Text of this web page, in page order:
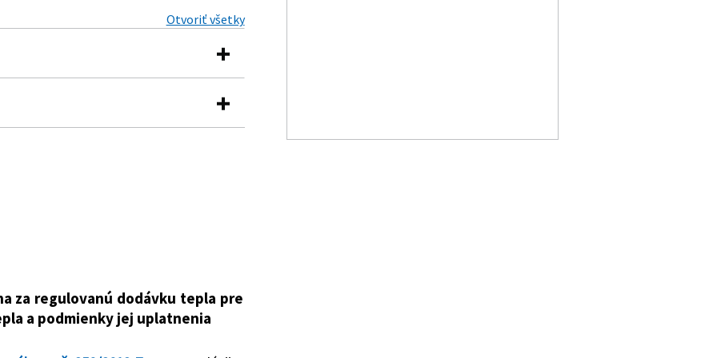
Otvoriť všetky
ktorým sa ustanovuje
vlády Slovenskej republiky č.
sa ustanovuje maximálna cena za
tepla pre vybraných koncových
podmienky jej uplatnenia
za regulovanú dodávku tepla pre
a podmienky jej uplatnenia